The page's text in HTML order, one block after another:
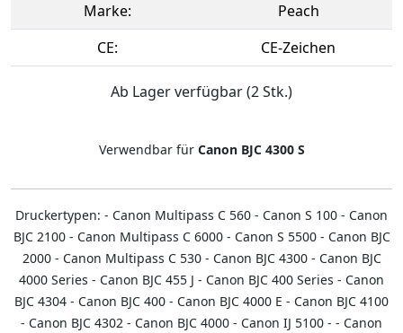
Marke:
Peach
CE:
CE-Zeichen
Ab Lager verfügbar (2 Stk.)
Verwendbar für Canon BJC 4300 S
Druckertypen: - Canon Multipass C 560 - Canon S 100 - Canon
BJC 2100 - Canon Multipass C 6000 - Canon S 5500 - Canon BJC
2000 - Canon Multipass C 530 - Canon BJC 4300 - Canon BJC
4000 Series - Canon BJC 455 J - Canon BJC 400 Series - Canon
BJC 4304 - Canon BJC 400 - Canon BJC 4000 E - Canon BJC 4100
- Canon BJC 4302 - Canon BJC 4000 - Canon IJ 5100 - - Canon